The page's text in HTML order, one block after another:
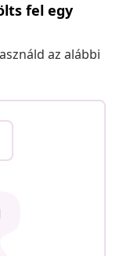
fel egy
az alábbi